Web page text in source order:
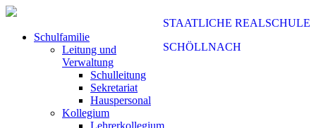
STAATLICHE REALSCHULE
SCHÖLLNACH
Schulfamilie
Leitung und
Verwaltung
Schulleitung
Sekretariat
Hauspersonal
Kollegium
Lehrerkollegium